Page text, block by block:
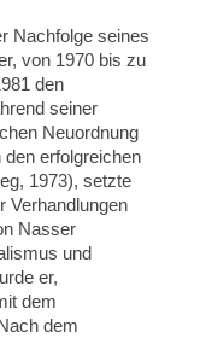
Nachfolge seines
von 1970 bis zu
den
seiner
Neuordnung
erfolgreichen
1973), setzte
Verhandlungen
Nasser
und
er,
dem
dem